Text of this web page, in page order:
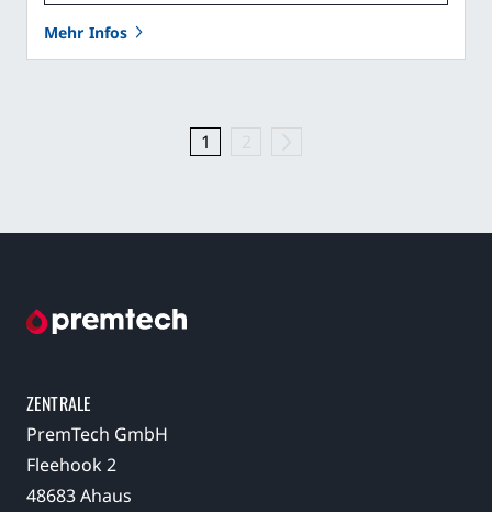
Mehr Infos
1
ZENTRALE
PremTech GmbH
Fleehook 2
48683 Ahaus